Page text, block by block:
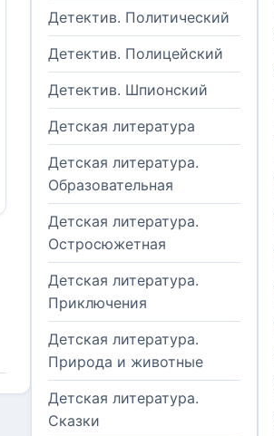
Детектив. Политический
Детектив. Полицейский
Детектив. Шпионский
Детская литература
Детская литература.
Образовательная
Детская литература.
Остросюжетная
Детская литература.
Приключения
Детская литература.
Природа и животные
Детская литература.
Сказки